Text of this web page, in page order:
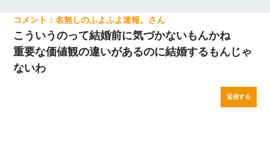
名無しのふよふよ速報。
こういうのって結婚前に気づかないもんかね
重要な価値観の違いがあるのに結婚するもんじゃ
ないわ
返信する